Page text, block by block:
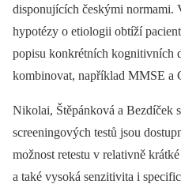
disponujících českými
hypotézy o etiologii obtíží
popisu konkrétních kognitivních
kombinovat, například MMSE a
Nikolai, Štěpánková a Bezdíček
screeningových testů jsou
možnost retestu v relativně
a také vysoká senzitivita i